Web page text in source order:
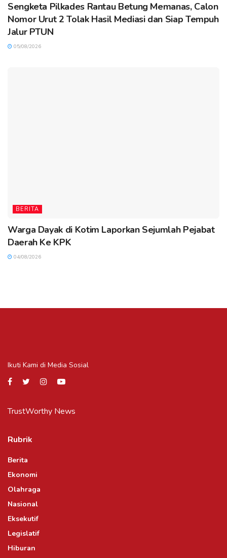
Sengketa Pilkades Rantau Betung Memanas, Calon
Nomor Urut 2 Tolak Hasil Mediasi dan Siap Tempuh
Jalur PTUN
05/08/2026
BERITA
Warga Dayak di Kotim Laporkan Sejumlah Pejabat
Daerah Ke KPK
04/08/2026
Ikuti Kami di Media Sosial
TrustWorthy News
Rubrik
Berita
Ekonomi
Olahraga
Nasional
Eksekutif
Legislatif
Hiburan